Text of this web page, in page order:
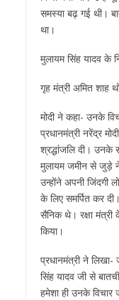
समस्या बढ़ गई थी।
था।
मुलायम सिंह यादव
गृह मंत्री अमित शाह
मोदी ने कहा- उनके
प्रधानमंत्री नरेंद्र
श्रद्धांजलि दी। उनके
मुलायम जमीन से जुड़े
उन्होंने अपनी जिंदगी
के लिए समर्पित कर
सैनिक थे। रक्षा
किया।
प्रधानमंत्री ने
सिंह यादव जी से
हमेशा ही उनके